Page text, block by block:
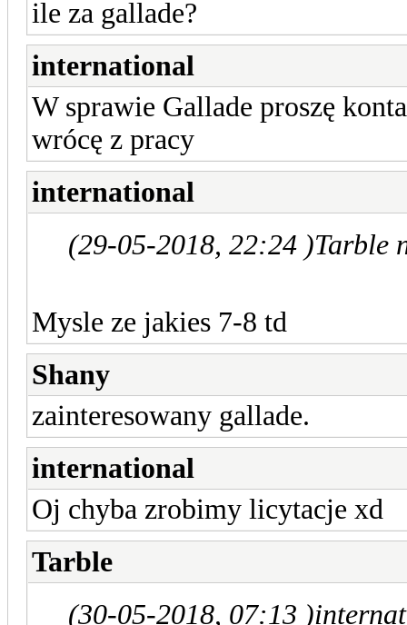
ile za gallade?
international
W sprawie Gallade proszę
wrócę z pracy
international
(29-05-2018, 22:24 )Tarble
Mysle ze jakies 7-8 td
Shany
zainteresowany gallade.
international
Oj chyba zrobimy licytacje xd
Tarble
(30-05-2018, 07:13 )